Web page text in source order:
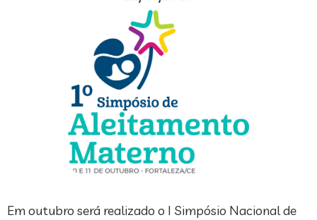
Em outubro será realizado o I Simpósio Nacional de